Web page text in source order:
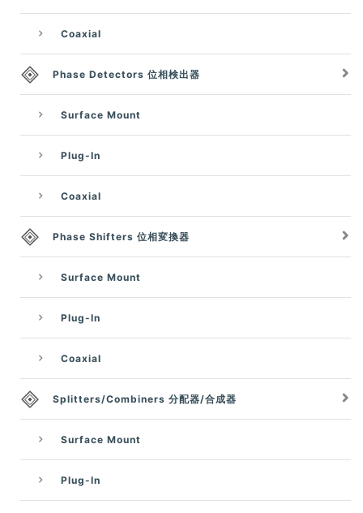
Coaxial
Phase Detectors 位相検出器
Surface Mount
Plug-In
Coaxial
Phase Shifters 位相変換器
Surface Mount
Plug-In
Coaxial
Splitters/Combiners 分配器/合成器
Surface Mount
Plug-In